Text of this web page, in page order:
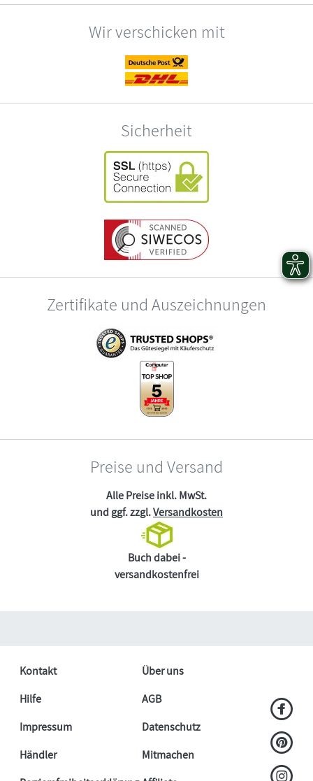
Wir verschicken mit
Sicherheit
Zertifikate und Auszeichnungen
Preise und Versand
Alle Preise inkl. MwSt.
und ggf. zzgl.Versandkosten
Buch dabei -
versandkostenfrei
Kontakt
Über uns
Hilfe
AGB
Impressum
Datenschutz
Händler
Mitmachen